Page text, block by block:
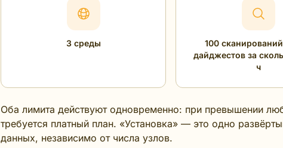
3 среды
100
дайджестов за
ч
Оба лимита действуют одновременно: при превышении
требуется платный план. «Установка» — это одно
данных, независимо от числа узлов.